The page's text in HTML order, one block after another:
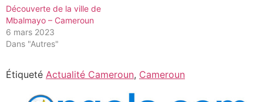
Découverte de la ville de
Mbalmayo – Cameroun
6 mars 2023
Dans "Autres"
Étiqueté Actualité Cameroun, Cameroun